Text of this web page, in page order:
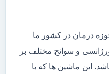
درمان در کشور ما
و سوانح مختلف بر
این ماشین ها که با